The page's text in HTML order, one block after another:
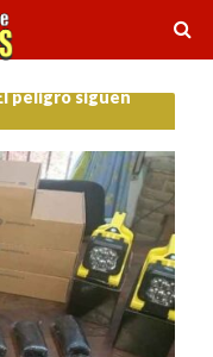
peligro siguen